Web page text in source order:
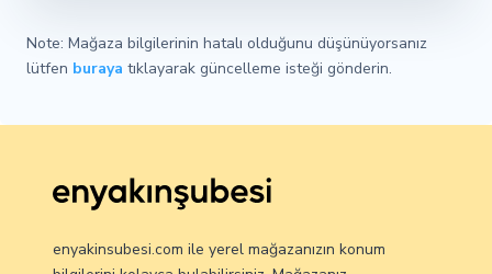
Note: Mağaza bilgilerinin hatalı olduğunu düşünüyorsanız
lütfen buraya tıklayarak güncelleme isteği gönderin.
enyakinsubesi.com ile yerel mağazanızın konum